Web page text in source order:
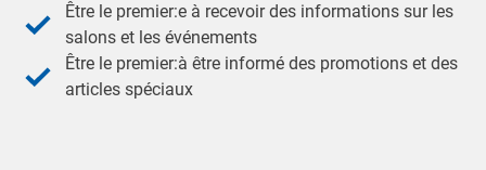
Être le premier:e à recevoir des informations sur les
salons et les événements
Être le premier:à être informé des promotions et des
articles spéciaux